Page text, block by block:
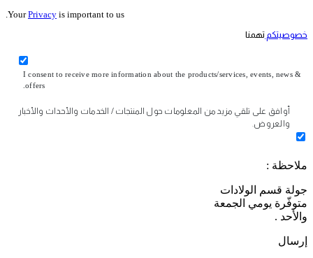
YourPrivacy is important to us.
خصوصيتكم تهمنا
I consent to receive more information about the products/services, events, news &
offers.
أوافق على تلقي مزيد من المعلومات حول المنتجات / الخدمات والأحداث والأخبار
والعروض.
ملاحظة :
جولة قسم الولادات
متوفّرة يومي الجمعة
والأحد .
إرسال